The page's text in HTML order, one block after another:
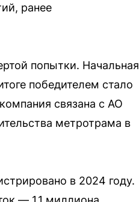
ранее
попытки. Начальная
победителем стало
связана с АО
метротрама в
в 2024 году.